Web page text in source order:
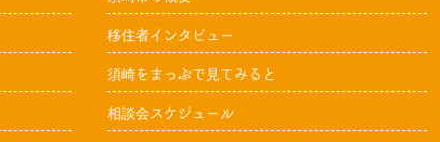
移住者インタビュー
須崎をまっぷで見てみると
相談会スケジュール